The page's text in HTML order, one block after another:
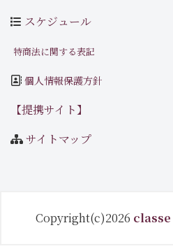
スケジュール
特商法に関する表記
個人情報保護方針
【提携サイト】
サイトマップ
Copyright(c)2026 classe